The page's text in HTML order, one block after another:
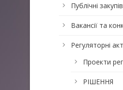
Публічні
Вакансії та
Регуляторні
Проекти
РІШЕННЯ